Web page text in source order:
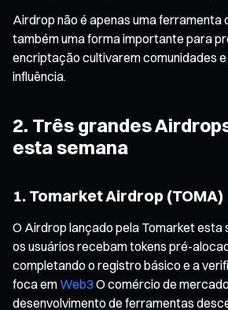
Airdrop não é apenas uma ferramenta
também uma forma importante para
encriptação cultivarem comunidades
influência.
2. Três grandes
esta semana
1. Tomarket Airdrop (TOMA)
O Airdrop lançado pela Tomarket esta
os usuários recebam tokens pré-
completando o registro básico e a
foca emWeb3 O comércio de
desenvolvimento de ferramentas